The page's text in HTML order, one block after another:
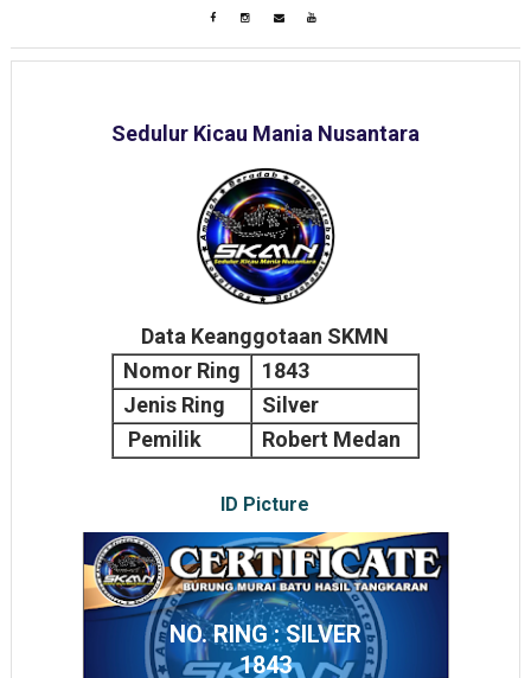
Sedulur Kicau Mania Nusantara
Data Keanggotaan SKMN
Nomor Ring
1843
Jenis Ring
Silver
Pemilik
Robert Medan
ID Picture
NO. RING : SILVER
1843